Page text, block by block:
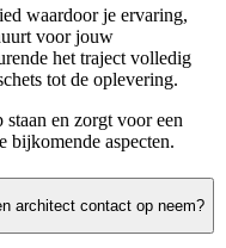
waardoor je ervaring,
voor jouw
het traject volledig
tot de oplevering.
en zorgt voor een
bijkomende aspecten.
architect contact op neem?